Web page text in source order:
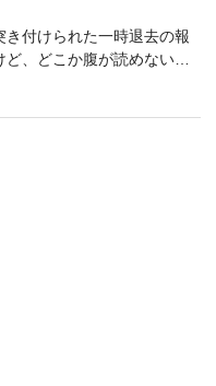
き付けられた一時退去の報
、どこか腹が読めない
るだなんて聞いてない!!